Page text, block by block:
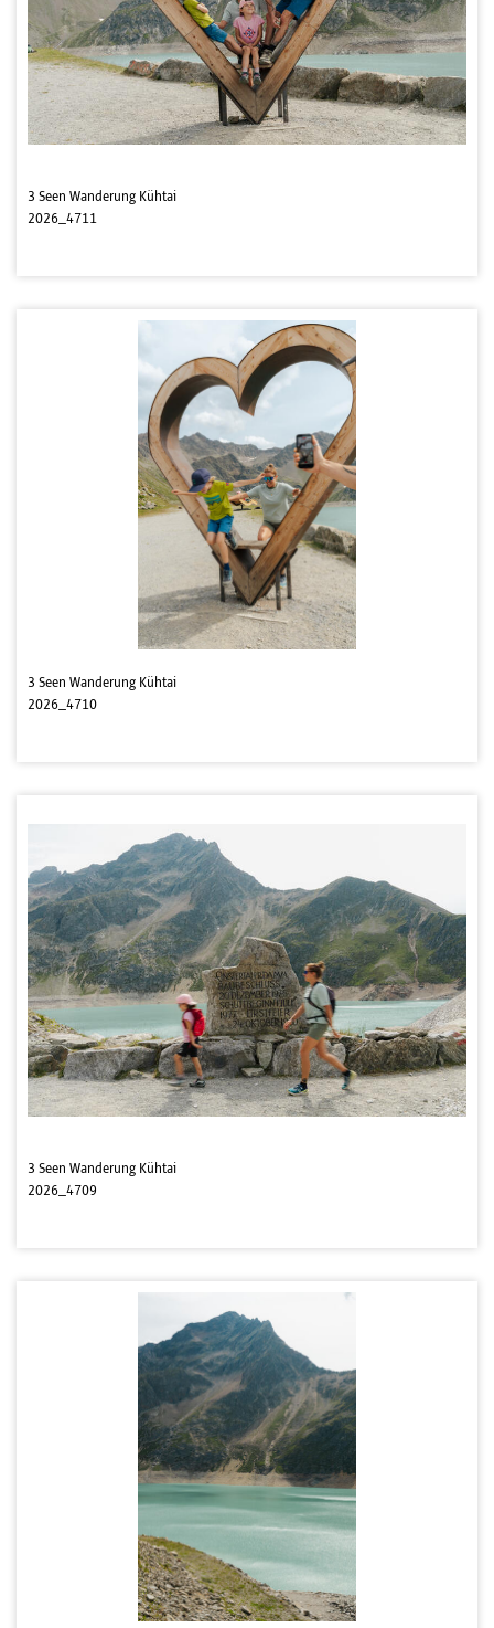
3 Seen Wanderung Kühtai
2026_4711
3 Seen Wanderung Kühtai
2026_4710
3 Seen Wanderung Kühtai
2026_4709